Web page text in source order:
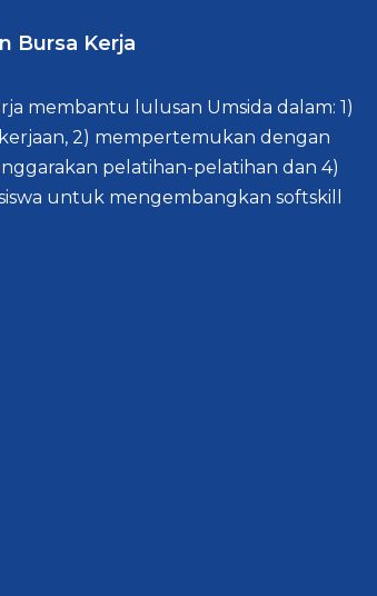
Bursa Kerja
membantu lulusan Umsida dalam: 1)
2) mempertemukan dengan
pelatihan-pelatihan dan 4)
untuk mengembangkan softskill